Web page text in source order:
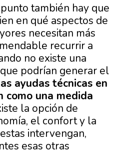
también hay que
en qué aspectos de
necesitan más
recurrir a
no existe una
podrían generar el
ayudas técnicas en
como una medida
la opción de
el confort y la
intervengan,
esas otras